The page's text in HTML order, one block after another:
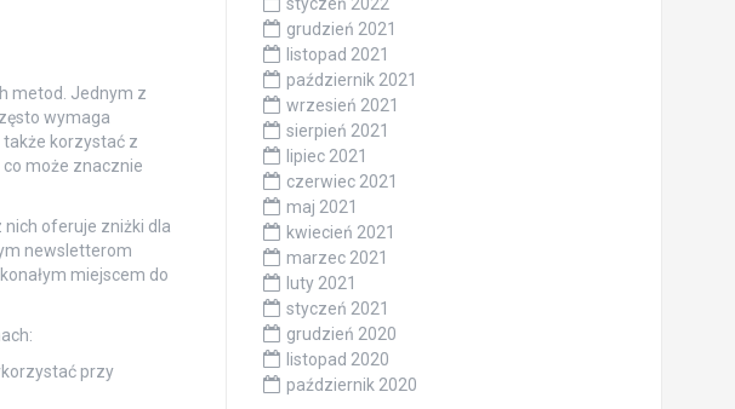
metod. Jednym z
wymaga
korzystać z
może znacznie
oferuje zniżki dla
newsletterom
miejscem do
przy
grudzień 2021
listopad 2021
październik 2021
wrzesień 2021
sierpień 2021
lipiec 2021
czerwiec 2021
maj 2021
kwiecień 2021
marzec 2021
luty 2021
styczeń 2021
grudzień 2020
listopad 2020
październik 2020